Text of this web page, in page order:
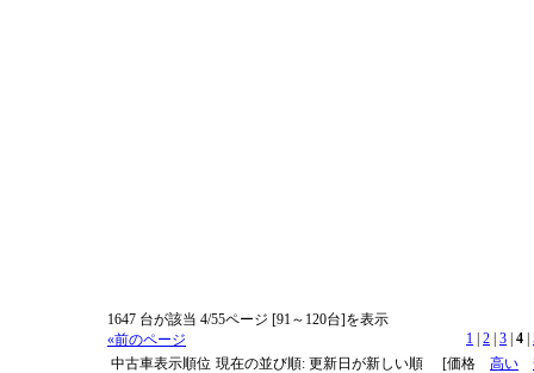
1647 台が該当 4/55ページ [91～120台]を表示
«前のページ
1 2 3 4
中古車表示順位 現在の並び順: 更新日が新しい順 [価格 高い